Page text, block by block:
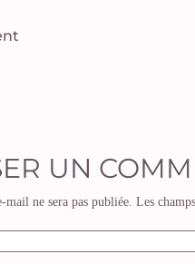
UN
mail ne sera pas publiée. Les